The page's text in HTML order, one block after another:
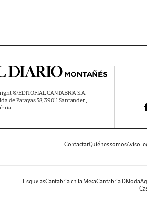
© EDITORIAL CANTABRIA S.A.
de Parayas 38, 39011 Santander ,
ContactarQuiénes somosAviso
EsquelasCantabria en la MesaCantabria DModa